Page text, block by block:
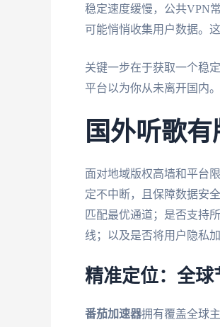
稳定速度缓慢，公共VPN
可能悄悄收集用户数据。
关键一步在于获取一个稳
平台以为你从未离开国内
国外听歌
面对地域版权高墙和平台
定不中断，且保障数据安
匹配最优通道；是否支持
线；以及是否将用户隐私
精准定位：全球
番茄加速器拥有覆盖全球